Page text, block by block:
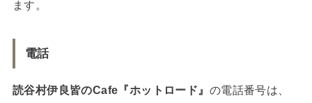
ます。
電話
読谷村伊良皆のCafe『ホットロード』 の電話番号は、